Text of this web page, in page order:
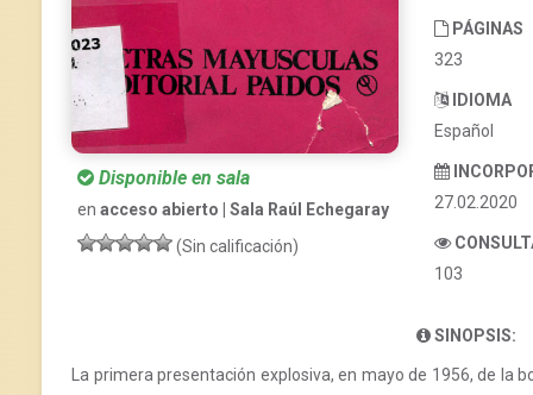
Disponible en sala
en acceso abierto | Sala Raúl Echegaray
(Sin calificación)
PÁGINAS
323
IDIOMA
Español
27.02.2020
103
SINOPSIS:
La primera presentación explosiva, en mayo de 1956, de la